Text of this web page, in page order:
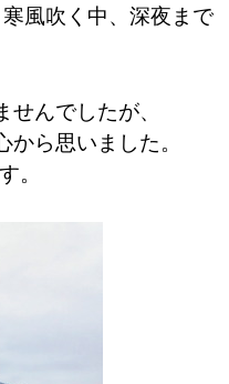
風吹く中、深夜まで
んでしたが、
ら思いました。
。